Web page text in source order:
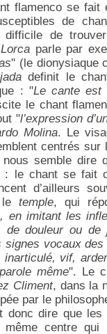
flamenco se fait
de
difficile de
parle par
" (le dionysiaque
definit le
: "Le cante est
le chant
"l’expression
Molina. Le
centrés sur
nous semble dire
: le chant se fait
d’ailleurs
temple, qui
en imitant les
de douleur ou de
signes vocaux
inarticulé, vif,
même". Le
Climent, dans la
par le
donc dire que les
centre qui